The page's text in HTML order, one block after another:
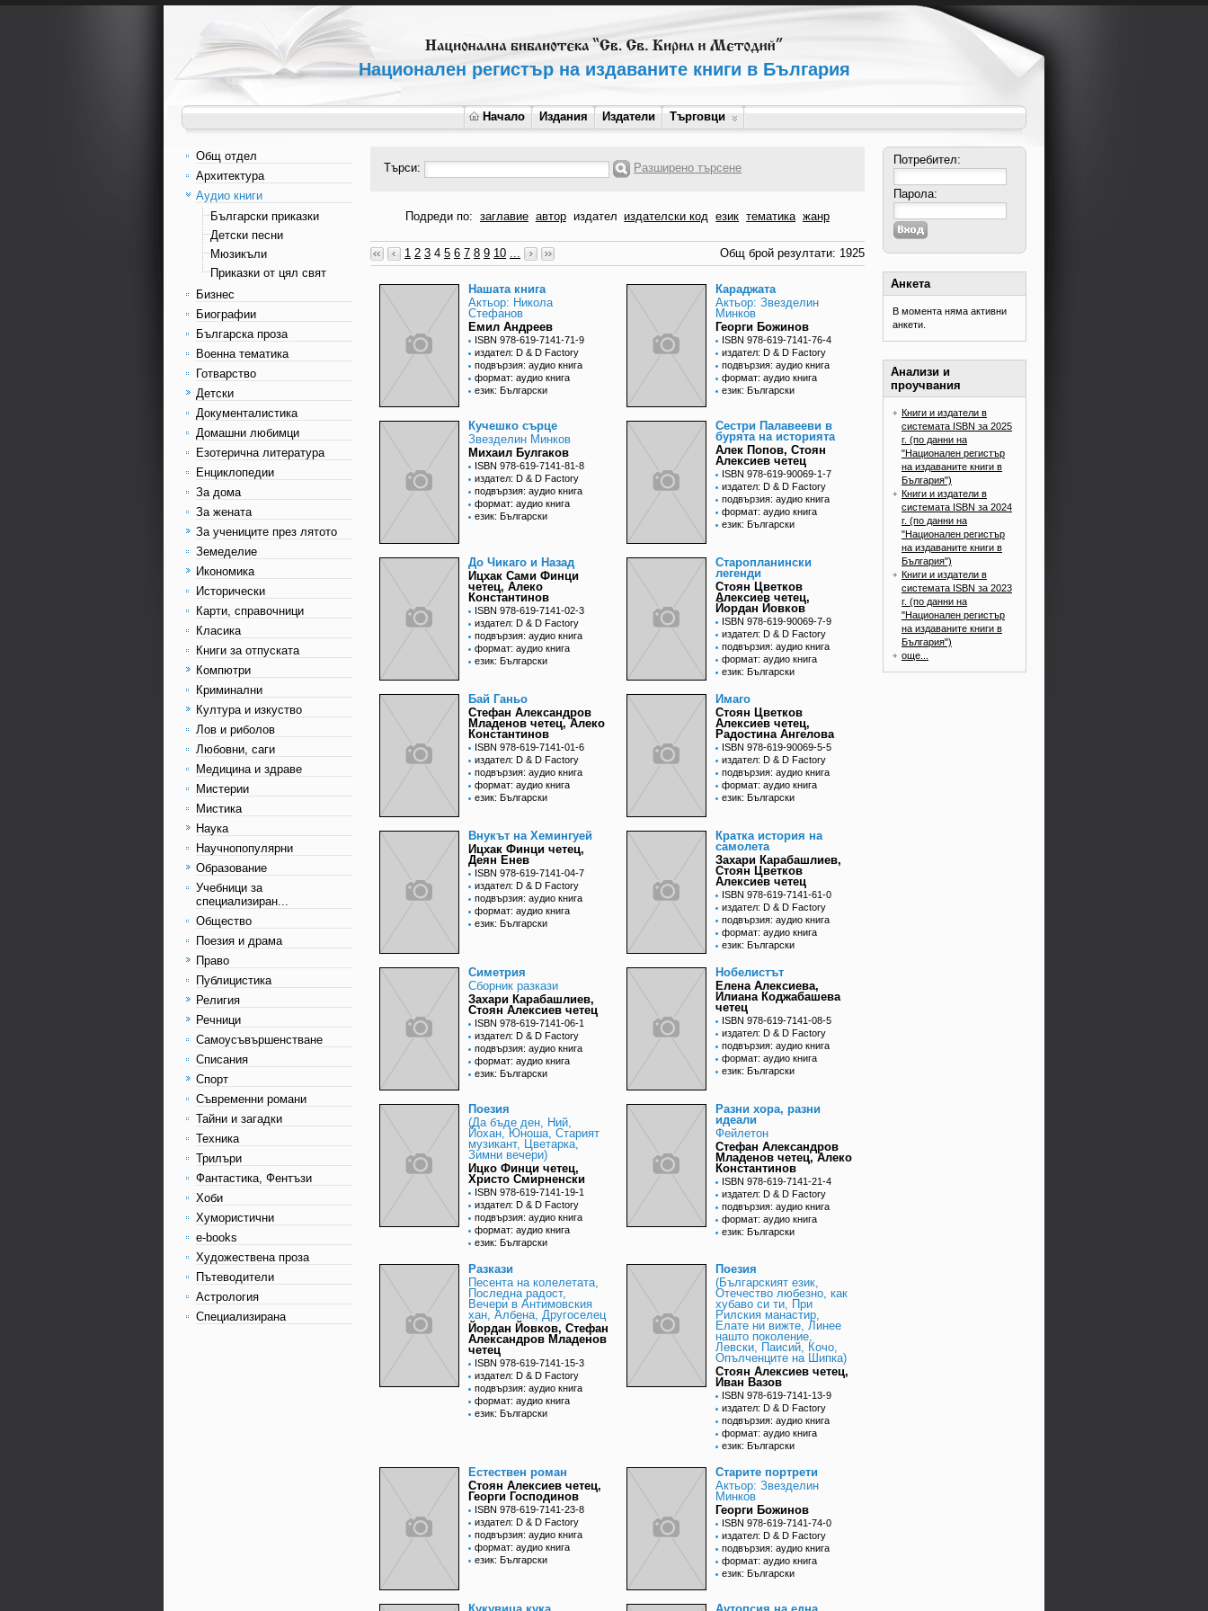
Национален регистър на издаваните книги в България
Начало Издания Издатели Търговци
Общ отдел
Архитектура
Аудио книги
Български приказки
Детски песни
Мюзикъли
Приказки от цял свят
Бизнес
Биографии
Българска проза
Военна тематика
Готварство
Детски
Документалистика
Домашни любимци
Езотерична литература
Енциклопедии
За дома
За жената
За учениците през лятото
Земеделие
Икономика
Исторически
Карти, справочници
Класика
Книги за отпуската
Компютри
Криминални
Култура и изкуство
Лов и риболов
Любовни, саги
Медицина и здраве
Мистерии
Мистика
Наука
Научнопопулярни
Образование
Учебници за
специализиран...
Общество
Поезия и драма
Право
Публицистика
Религия
Речници
Самоусъвършенстване
Списания
Спорт
Съвременни романи
Тайни и загадки
Техника
Трилъри
Фантастика, Фентъзи
Хоби
Хумористични
e-books
Художествена проза
Пътеводители
Астрология
Специализирана
Търси: Разширено търсене
Подреди по: заглавие автор издател издателски код език тематика жанр
1 2 3 4 5 6 7 8 9 10 ... Общ брой резултати: 1925
Нашата книга
Актьор: Никола
Стефанов
Емил Андреев
ISBN 978-619-7141-71-9
издател: D & D Factory
подвързия: аудио книга
формат: аудио книга
език: Български
Караджата
Актьор: Звезделин
Минков
Георги Божинов
ISBN 978-619-7141-76-4
издател: D & D Factory
подвързия: аудио книга
формат: аудио книга
език: Български
Кучешко сърце
Звезделин Минков
Михаил Булгаков
ISBN 978-619-7141-81-8
издател: D & D Factory
подвързия: аудио книга
формат: аудио книга
език: Български
Сестри Палавееви в
бурята на историята
Алек Попов, Стоян
Алексиев четец
ISBN 978-619-90069-1-7
издател: D & D Factory
подвързия: аудио книга
формат: аудио книга
език: Български
До Чикаго и Назад
Ицхак Сами Финци
четец, Алеко
Константинов
ISBN 978-619-7141-02-3
издател: D & D Factory
подвързия: аудио книга
формат: аудио книга
език: Български
Старопланински
легенди
Стоян Цветков
Алексиев четец,
Йордан Йовков
ISBN 978-619-90069-7-9
издател: D & D Factory
подвързия: аудио книга
формат: аудио книга
език: Български
Бай Ганьо
Стефан Александров
Младенов четец, Алеко
Константинов
ISBN 978-619-7141-01-6
издател: D & D Factory
подвързия: аудио книга
формат: аудио книга
език: Български
Имаго
Стоян Цветков
Алексиев четец,
Радостина Ангелова
ISBN 978-619-90069-5-5
издател: D & D Factory
подвързия: аудио книга
формат: аудио книга
език: Български
Внукът на Хемингуей
Ицхак Финци четец,
Деян Енев
ISBN 978-619-7141-04-7
издател: D & D Factory
подвързия: аудио книга
формат: аудио книга
език: Български
Кратка история на
самолета
Захари Карабашлиев,
Стоян Цветков
Алексиев четец
ISBN 978-619-7141-61-0
издател: D & D Factory
подвързия: аудио книга
формат: аудио книга
език: Български
Симетрия
Сборник разкази
Захари Карабашлиев,
Стоян Алексиев четец
ISBN 978-619-7141-06-1
издател: D & D Factory
подвързия: аудио книга
формат: аудио книга
език: Български
Нобелистът
Елена Алексиева,
Илиана Коджабашева
четец
ISBN 978-619-7141-08-5
издател: D & D Factory
подвързия: аудио книга
формат: аудио книга
език: Български
Поезия
(Да бъде ден, Ний,
Йохан, Юноша, Старият
музикант, Цветарка,
Зимни вечери)
Ицко Финци четец,
Христо Смирненски
ISBN 978-619-7141-19-1
издател: D & D Factory
подвързия: аудио книга
формат: аудио книга
език: Български
Разни хора, разни
идеали
Фейлетон
Стефан Александров
Младенов четец, Алеко
Константинов
ISBN 978-619-7141-21-4
издател: D & D Factory
подвързия: аудио книга
формат: аудио книга
език: Български
Разкази
Песента на колелетата,
Последна радост,
Вечери в Антимовския
хан, Албена, Другоселец
Йордан Йовков, Стефан
Александров Младенов
четец
ISBN 978-619-7141-15-3
издател: D & D Factory
подвързия: аудио книга
формат: аудио книга
език: Български
Поезия
(Българският език,
Отечество любезно, как
хубаво си ти, При
Рилския манастир,
Елате ни вижте, Линее
нашто поколение,
Левски, Паисий, Кочо,
Опълченците на Шипка)
Стоян Алексиев четец,
Иван Вазов
ISBN 978-619-7141-13-9
издател: D & D Factory
подвързия: аудио книга
формат: аудио книга
език: Български
Естествен роман
Стоян Алексиев четец,
Георги Господинов
ISBN 978-619-7141-23-8
издател: D & D Factory
подвързия: аудио книга
формат: аудио книга
език: Български
Старите портрети
Актьор: Звезделин
Минков
Георги Божинов
ISBN 978-619-7141-74-0
издател: D & D Factory
подвързия: аудио книга
формат: аудио книга
език: Български
Потребител:
Парола:
Анкета
В момента няма активни
анкети.
Анализи и
проучвания
Книги и издатели в
системата ISBN за 2025
г. (по данни на
"Национален регистър
на издаваните книги в
България")
Книги и издатели в
системата ISBN за 2024
г. (по данни на
"Национален регистър
на издаваните книги в
България")
Книги и издатели в
системата ISBN за 2023
г. (по данни на
"Национален регистър
на издаваните книги в
България")
още...